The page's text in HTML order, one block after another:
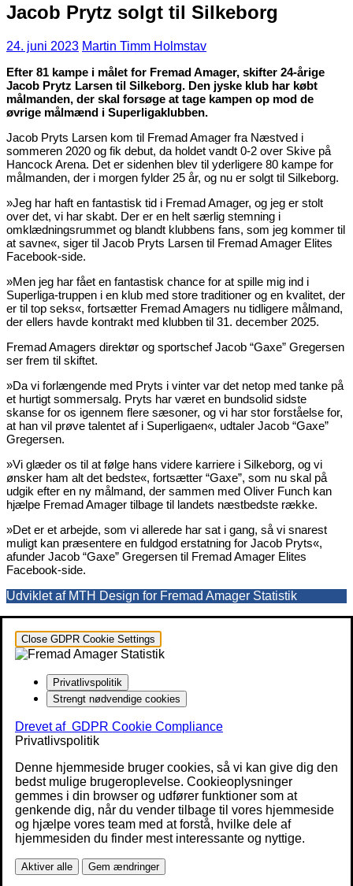
Jacob Prytz solgt til Silkeborg
24. juni 2023 Martin Timm Holmstav
Efter 81 kampe i målet for Fremad Amager, skifter 24-årige
Jacob Prytz Larsen til Silkeborg. Den jyske klub har købt
målmanden, der skal forsøge at tage kampen op mod de
øvrige målmænd i Superligaklubben.
Jacob Pryts Larsen kom til Fremad Amager fra Næstved i
sommeren 2020 og fik debut, da holdet vandt 0-2 over Skive på
Hancock Arena. Det er sidenhen blev til yderligere 80 kampe for
målmanden, der i morgen fylder 25 år, og nu er solgt til Silkeborg.
»Jeg har haft en fantastisk tid i Fremad Amager, og jeg er stolt
over det, vi har skabt. Der er en helt særlig stemning i
omklædningsrummet og blandt klubbens fans, som jeg kommer til
at savne«, siger til Jacob Pryts Larsen til Fremad Amager Elites
Facebook-side.
»Men jeg har fået en fantastisk chance for at spille mig ind i
Superliga-truppen i en klub med store traditioner og en kvalitet, der
er til top seks«, fortsætter Fremad Amagers nu tidligere målmand,
der ellers havde kontrakt med klubben til 31. december 2025.
Fremad Amagers direktør og sportschef Jacob “Gaxe” Gregersen
ser frem til skiftet.
»Da vi forlængende med Pryts i vinter var det netop med tanke på
et hurtigt sommersalg. Pryts har været en bundsolid sidste
skanse for os igennem flere sæsoner, og vi har stor forståelse for,
at han vil prøve talentet af i Superligaen«, udtaler Jacob “Gaxe”
Gregersen.
»Vi glæder os til at følge hans videre karriere i Silkeborg, og vi
ønsker ham alt det bedste«, fortsætter “Gaxe”, som nu skal på
udgik efter en ny målmand, der sammen med Oliver Funch kan
hjælpe Fremad Amager tilbage til landets næstbedste række.
»Det er et arbejde, som vi allerede har sat i gang, så vi snarest
muligt kan præsentere en fuldgod erstatning for Jacob Pryts«,
afunder Jacob “Gaxe” Gregersen til Fremad Amager Elites
Facebook-side.
Udviklet af MTH Design for Fremad Amager Statistik
Close GDPR Cookie Settings
Privatlivspolitik
Strengt nødvendige cookies
Drevet af GDPR Cookie Compliance
Privatlivspolitik
Denne hjemmeside bruger cookies, så vi kan give dig den
bedst mulige brugeroplevelse. Cookieoplysninger
gemmes i din browser og udfører funktioner som at
genkende dig, når du vender tilbage til vores hjemmeside
og hjælpe vores team med at forstå, hvilke dele af
hjemmesiden du finder mest interessante og nyttige.
Aktiver alle Gem ændringer